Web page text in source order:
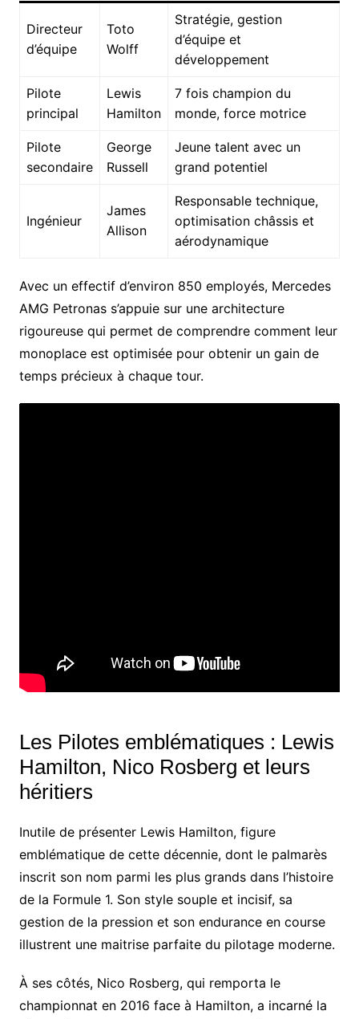
Directeur
d’équipe
Toto
Wolff
Stratégie, gestion
d’équipe et
développement
Pilote
principal
Lewis
Hamilton
7 fois champion du
monde, force motrice
Pilote
secondaire
George
Russell
Jeune talent avec un
grand potentiel
Ingénieur
James
Allison
Responsable technique,
optimisation châssis et
aérodynamique
Avec un effectif d’environ 850 employés, Mercedes
AMG Petronas s’appuie sur une architecture
rigoureuse qui permet de comprendre comment leur
monoplace est optimisée pour obtenir un gain de
temps précieux à chaque tour.
Les Pilotes emblématiques : Lewis
Hamilton, Nico Rosberg et leurs
héritiers
Inutile de présenter Lewis Hamilton, figure
emblématique de cette décennie, dont le palmarès
inscrit son nom parmi les plus grands dans l’histoire
de la Formule 1. Son style souple et incisif, sa
gestion de la pression et son endurance en course
illustrent une maitrise parfaite du pilotage moderne.
À ses côtés, Nico Rosberg, qui remporta le
championnat en 2016 face à Hamilton, a incarné la